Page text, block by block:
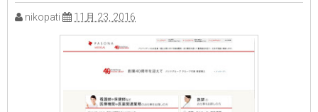
nikopati 11月 23, 2016